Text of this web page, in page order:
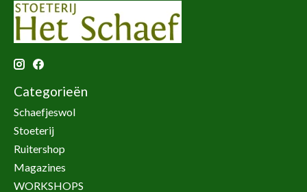
Categorieën
Schaefjeswol
Stoeterij
Ruitershop
Magazines
WORKSHOPS